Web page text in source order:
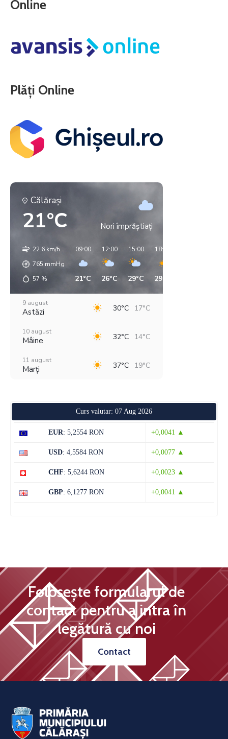
Online
Plăți Online
Călăraşi
21°C Nori împrăștiați
22.6 km/h
765 mmHg
57 %
09:00
21°C
12:00
26°C
15:00
29°C
18:00
29°C
9 august
Astăzi 30°C 17°C
10 august
Mâine 32°C 14°C
11 august
Marți 37°C 19°C
28°C 13°C
Vineri
15 august
Curs valutar: 07 Aug 2026
EUR: 5,2554 RON +0,0041 ▲
USD: 4,5584 RON +0,0077 ▲
CHF: 5,6244 RON +0,0023 ▲
GBP: 6,1277 RON +0,0041 ▲
Folosește formularul de
contact pentru a intra în
legătură cu noi
Contact